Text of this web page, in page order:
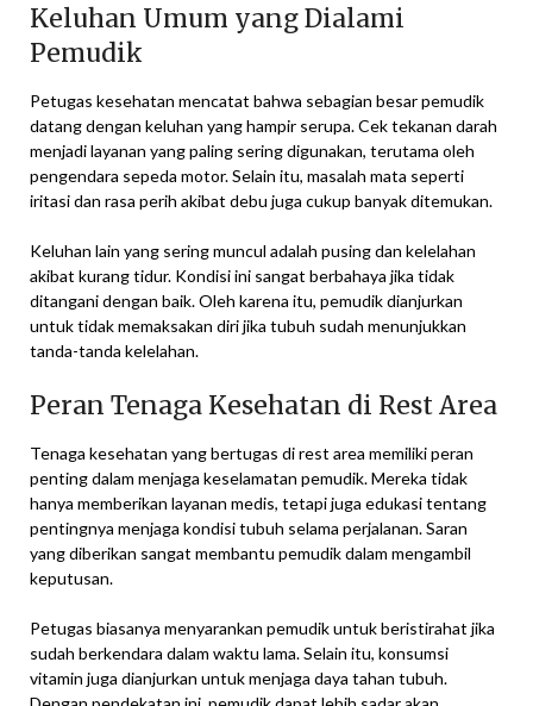
Keluhan Umum yang Dialami
Pemudik
Petugas kesehatan mencatat bahwa sebagian besar pemudik
datang dengan keluhan yang hampir serupa. Cek tekanan darah
menjadi layanan yang paling sering digunakan, terutama oleh
pengendara sepeda motor. Selain itu, masalah mata seperti
iritasi dan rasa perih akibat debu juga cukup banyak ditemukan.
Keluhan lain yang sering muncul adalah pusing dan kelelahan
akibat kurang tidur. Kondisi ini sangat berbahaya jika tidak
ditangani dengan baik. Oleh karena itu, pemudik dianjurkan
untuk tidak memaksakan diri jika tubuh sudah menunjukkan
tanda-tanda kelelahan.
Peran Tenaga Kesehatan di Rest Area
Tenaga kesehatan yang bertugas di rest area memiliki peran
penting dalam menjaga keselamatan pemudik. Mereka tidak
hanya memberikan layanan medis, tetapi juga edukasi tentang
pentingnya menjaga kondisi tubuh selama perjalanan. Saran
yang diberikan sangat membantu pemudik dalam mengambil
keputusan.
Petugas biasanya menyarankan pemudik untuk beristirahat jika
sudah berkendara dalam waktu lama. Selain itu, konsumsi
vitamin juga dianjurkan untuk menjaga daya tahan tubuh.